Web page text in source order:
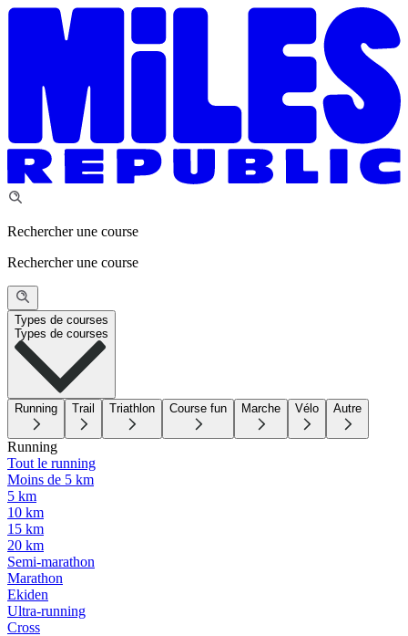
Rechercher une course
Rechercher une course
Types de courses
Types de courses
Running Trail Triathlon Course fun Marche Vélo Autre
Running
Tout le running
Moins de 5 km
5 km
10 km
15 km
20 km
Semi-marathon
Marathon
Ekiden
Ultra-running
Cross